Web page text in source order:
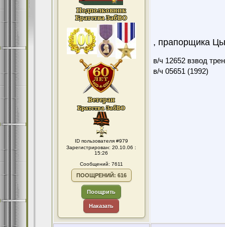
ID пользователя #979
Зарегистрирован: 20.10.06 :
15:26
Сообщений: 7611
ПООЩРЕНИЙ: 616
Поощрить
Наказать
, прапорщика
в/ч 12652 взвод
в/ч 05651 (1992)